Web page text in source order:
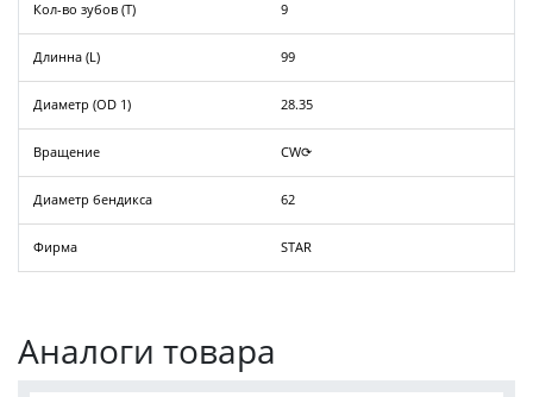
Кол-во зубов (T) 9
Длинна (L) 99
Диаметр (OD 1) 28.35
Вращение CW⟳
Диаметр бендикса 62
Фирма STAR
Аналоги товара